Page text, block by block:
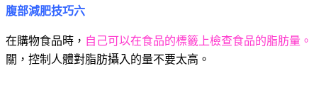
腹部減肥技巧六
在購物食品時， 自己可以在食品的標籤上檢查食品的脂肪量。
關，控制人體對脂肪攝入的量不要太高。